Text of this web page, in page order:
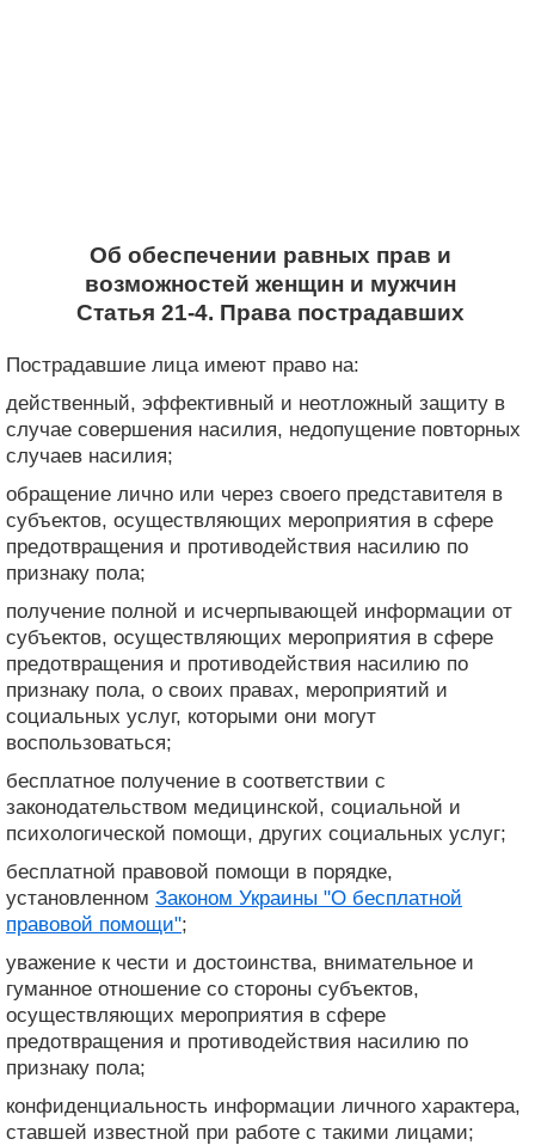
Об обеспечении равных прав и
возможностей женщин и мужчин
Статья 21-4. Права пострадавших
Пострадавшие лица имеют право на:
действенный, эффективный и неотложный защиту в
случае совершения насилия, недопущение повторных
случаев насилия;
обращение лично или через своего представителя в
субъектов, осуществляющих мероприятия в сфере
предотвращения и противодействия насилию по
признаку пола;
получение полной и исчерпывающей информации от
субъектов, осуществляющих мероприятия в сфере
предотвращения и противодействия насилию по
признаку пола, о своих правах, мероприятий и
социальных услуг, которыми они могут
воспользоваться;
бесплатное получение в соответствии с
законодательством медицинской, социальной и
психологической помощи, других социальных услуг;
бесплатной правовой помощи в порядке,
установленном Законом Украины "О бесплатной
правовой помощи";
уважение к чести и достоинства, внимательное и
гуманное отношение со стороны субъектов,
осуществляющих мероприятия в сфере
предотвращения и противодействия насилию по
признаку пола;
конфиденциальность информации личного характера,
ставшей известной при работе с такими лицами;